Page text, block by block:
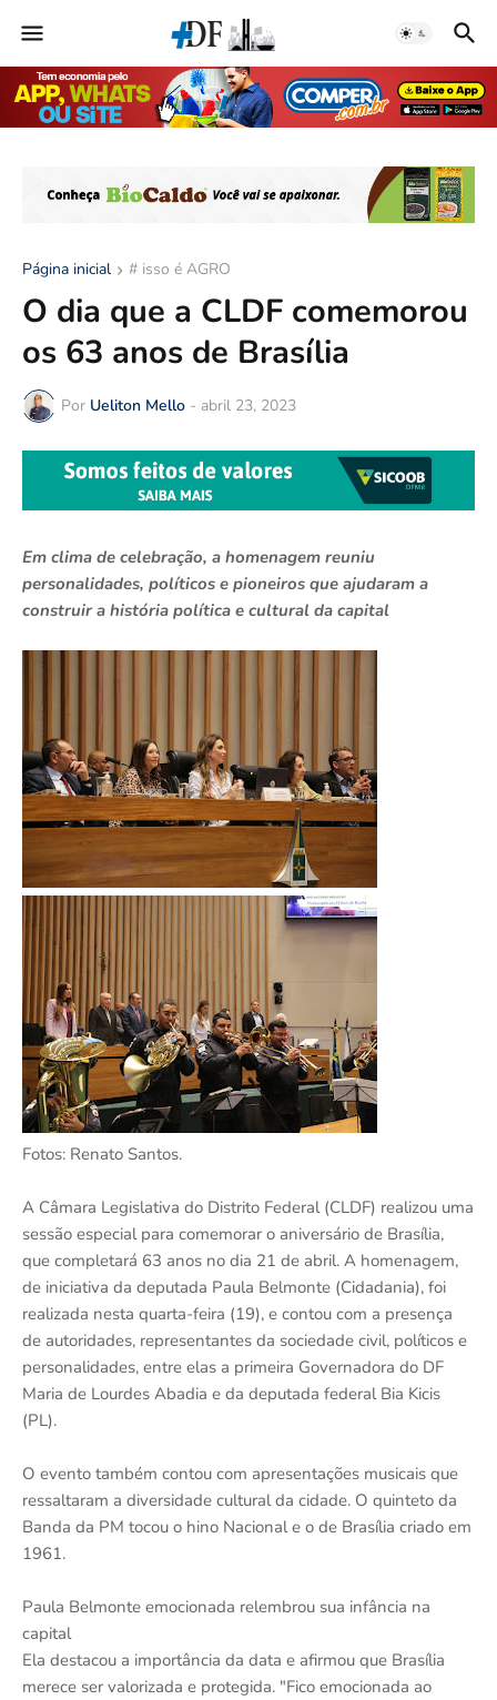
Página inicial # isso é AGRO
O dia que a CLDF comemorou
os 63 anos de Brasília
Por Ueliton Mello - abril 23, 2023
Em clima de celebração, a homenagem reuniu
personalidades, políticos e pioneiros que ajudaram a
construir a história política e cultural da capital
Fotos: Renato Santos.
A Câmara Legislativa do Distrito Federal (CLDF) realizou uma
sessão especial para comemorar o aniversário de Brasília,
que completará 63 anos no dia 21 de abril. A homenagem,
de iniciativa da deputada Paula Belmonte (Cidadania), foi
realizada nesta quarta-feira (19), e contou com a presença
de autoridades, representantes da sociedade civil, políticos e
personalidades, entre elas a primeira Governadora do DF
Maria de Lourdes Abadia e da deputada federal Bia Kicis
(PL).
O evento também contou com apresentações musicais que
ressaltaram a diversidade cultural da cidade. O quinteto da
Banda da PM tocou o hino Nacional e o de Brasília criado em
1961.
Paula Belmonte emocionada relembrou sua infância na
capital
Ela destacou a importância da data e afirmou que Brasília
merece ser valorizada e protegida. "Fico emocionada ao